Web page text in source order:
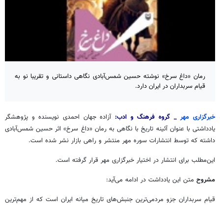
رمان «داغ سرخ» نوشته حسین شمس‌آبادی نگاهی داستانی و تقریبا نو به
قیام سربداران در ایران دارد.
خبرگزاری مهر_ گروه فرهنگ و ادب: آزاده جهان احمدی نویسنده و پژوهشگر
یادداشتی با عنوان آئینه تاریخ با نگاهی به رمان «داغ سرخ» اثر حسین شمس‌آبادی
داشته که توسط انتشارات سوره مهر منتشر و راهی بازار نشر شده است.
این‌مطلب برای انتشار در اختیار خبرگزاری مهر قرار گرفته است.
مشروح متن این یادداشت در ادامه می‌آید:
قیام سربداران جزو مردمی‌ترین جنبش‌های تاریخ میانه ایران است که از مهم‌ترین